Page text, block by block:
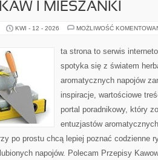
KAW I MIESZANKI
KWI - 12 - 2026 MOŻLIWOŚĆ
ta strona to serwis
spotyka się z światem
aromatycznych napojów
inspiracje, wartościowe
portal poradnikowy, który
entuzjastów
po prostu chcą lepiej poznać codzienne
napojów. Polecam Przepisy